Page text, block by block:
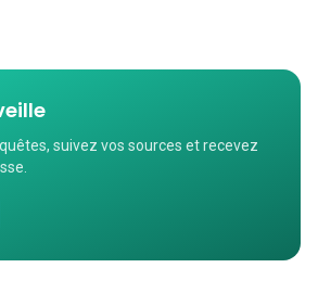
suivez vos sources et recevez